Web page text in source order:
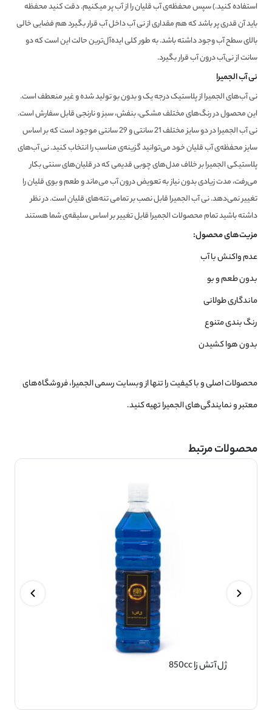
استفاده کنید.) سپس محفظه‌ی آب قلیان را از آب پر میکنیم. دقت کنید محفظه
باید آن قدری پر باشد که هم مقداری از نی آب داخل آب قرار بگیرد هم فضایی خالی
بالای سطح آب وجود داشته باشد. به طور کلی ایده‌آل‌ترین حالت این است که دو
سانت از نی‌آب درون آب قرار بگیرد.
نی آب الجمیرا
نی آب‌های الجمیرا از پلاستیک درجه یک و بدون بو تولید شده و غیر منعطف است.
این محصول در رنگ‌های مختلف مشکی، بنفش، سبز و نارنجی قابل سفارش است.
نی آب الجمیرا در دو سایز مختلف 21 سانتی و 29 سانتی موجود است که بر اساس
سایز محفظه‌ی آب قلیان خود می‌توانید گزینه‌ی مناسب را انتخاب کنید. نی آب‌های
پلاستیکی الجمیرا بر خلاف مدل‌های چوبی قدیمی که در قلیان‌های سنتی بکار
می‌رفت، مدت زیادی بدون نیاز به تعویض درون آب می‌ماند و طعم و بوی قلیان را
تغییر نمی‌دهد. نی آب الجمیرا قابل نصب بر تمامی تنه‌های قلیان است. در نظر
داشته باشید تمام محصولات الجمیرا قابل تغییر بر اساس سلیقه‌‌ی شما هستند
مزیت‌های محصول:
عدم واکنش با آب
بدون طعم و بو
ماندگاری طولانی
رنگ‌ بندی متنوع
بدون هوا کشیدن
محصولات اصلی و با کیفیت را تنها از وبسایت رسمی الجمیرا، فروشگاه‌های
معتبر و نمایندگی‌های الجمیرا تهیه کنید.
محصولات مرتبط
ژل آتش زا 850cc